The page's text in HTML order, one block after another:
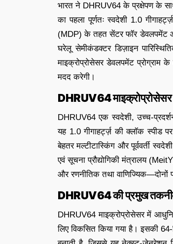
भारत ने DHRUV64 के प्रक्षेपण के
का पहला पूर्णतः स्वदेशी 1.0
(MDP) के तहत सेंटर फॉर डेवलपमेंट
घरेलू सेमीकंडक्टर डिज़ाइन
माइक्रोप्रोसेसर डेवलपमेंट प्रोग्राम
मदद करेगी।
DHRUV64 माइक्रोप्रोसेसर
DHRUV64 एक स्वदेशी, उच्च-
यह 1.0 गीगाहर्ट्ज़ की क्लॉक स्पीड
बेहतर मल्टीटास्किंग और पूर्ववर्ती
एवं सूचना प्रौद्योगिकी मंत्रालय
और रणनीतिक तथा वाणिज्यिक—दोनों
DHRUV64 की प्रमुख
DHRUV64 माइक्रोप्रोसेसर में
लिए विकसित किया गया है। इसकी